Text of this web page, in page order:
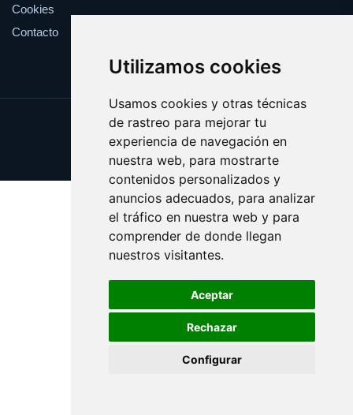
Utilizamos cookies
Usamos cookies y otras técnicas
de rastreo para mejorar tu
experiencia de navegación en
nuestra web, para mostrarte
contenidos personalizados y
anuncios adecuados, para analizar
el tráfico en nuestra web y para
comprender de donde llegan
nuestros visitantes.
Aceptar
Rechazar
Configurar
Cookies
Contacto
Update cookies preferences
Copyright © 2025 vicios.es